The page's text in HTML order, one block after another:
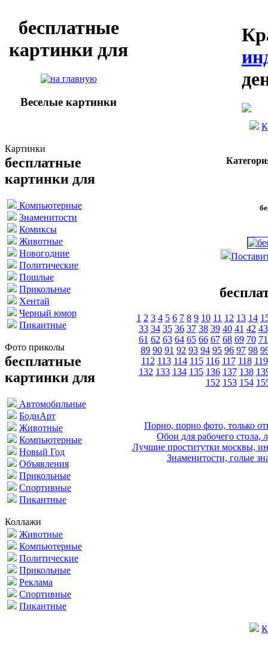
бесплатные
картинки для
Веселые картинки
Картинки
бесплатные
картинки для
Компьютерные
Знаменитости
Комиксы
Животные
Новогодние
Политические
Пошлые
Прикольные
Хентай
Черный юмор
Пикантные
Фото приколы
бесплатные
картинки для
Автомобильные
БодиАрт
Животные
Компьютерные
Новый Год
Объявления
Прикольные
Спортивные
Пикантные
Коллажи
Животные
Компьютерные
Политические
Прикольные
Реклама
Спортивные
Пикантные
1 2 3 4 5 6 7 8 9 10 11 12 13 14
33 34 35 36 37 38 39 40 41 42 43
61 62 63 64 65 66 67 68 69 70 71
89 90 91 92 93 94 95 96 97 98
112 113 114 115 116 117 118 119
132 133 134 135 136 137 138
152 153 154
Порно, порно фото, только
Обои для рабочего стола,
Лучшие проститутки москвы,
Знаменитости, голые